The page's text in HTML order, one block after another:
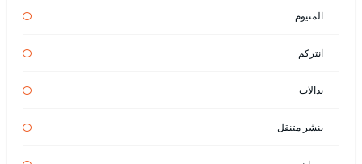
المنيوم
انتركم
بدالات
بنشر متنقل